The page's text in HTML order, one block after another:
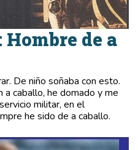
de a
De niño soñaba con esto.
caballo, he domado y me
militar, en el
he sido de a caballo.